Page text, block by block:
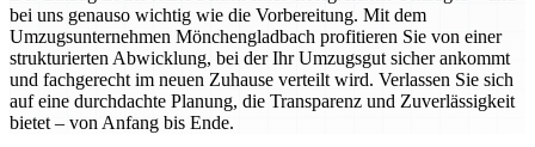
bei uns genauso wichtig wie die Vorbereitung. Mit dem
Umzugsunternehmen Mönchengladbach profitieren Sie von einer
strukturierten Abwicklung, bei der Ihr Umzugsgut sicher ankommt
und fachgerecht im neuen Zuhause verteilt wird. Verlassen Sie sich
auf eine durchdachte Planung, die Transparenz und Zuverlässigkeit
bietet – von Anfang bis Ende.